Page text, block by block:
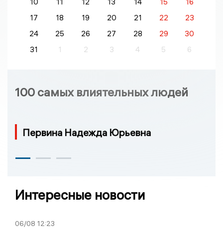
17
18 19 20 21 22
23
24
25 26 27 28 29
30
31
1 2 3 4 5 6
100 самых влиятельных людей
Первина Надежда Юрьевна
Интересные новости
06/08 12:23